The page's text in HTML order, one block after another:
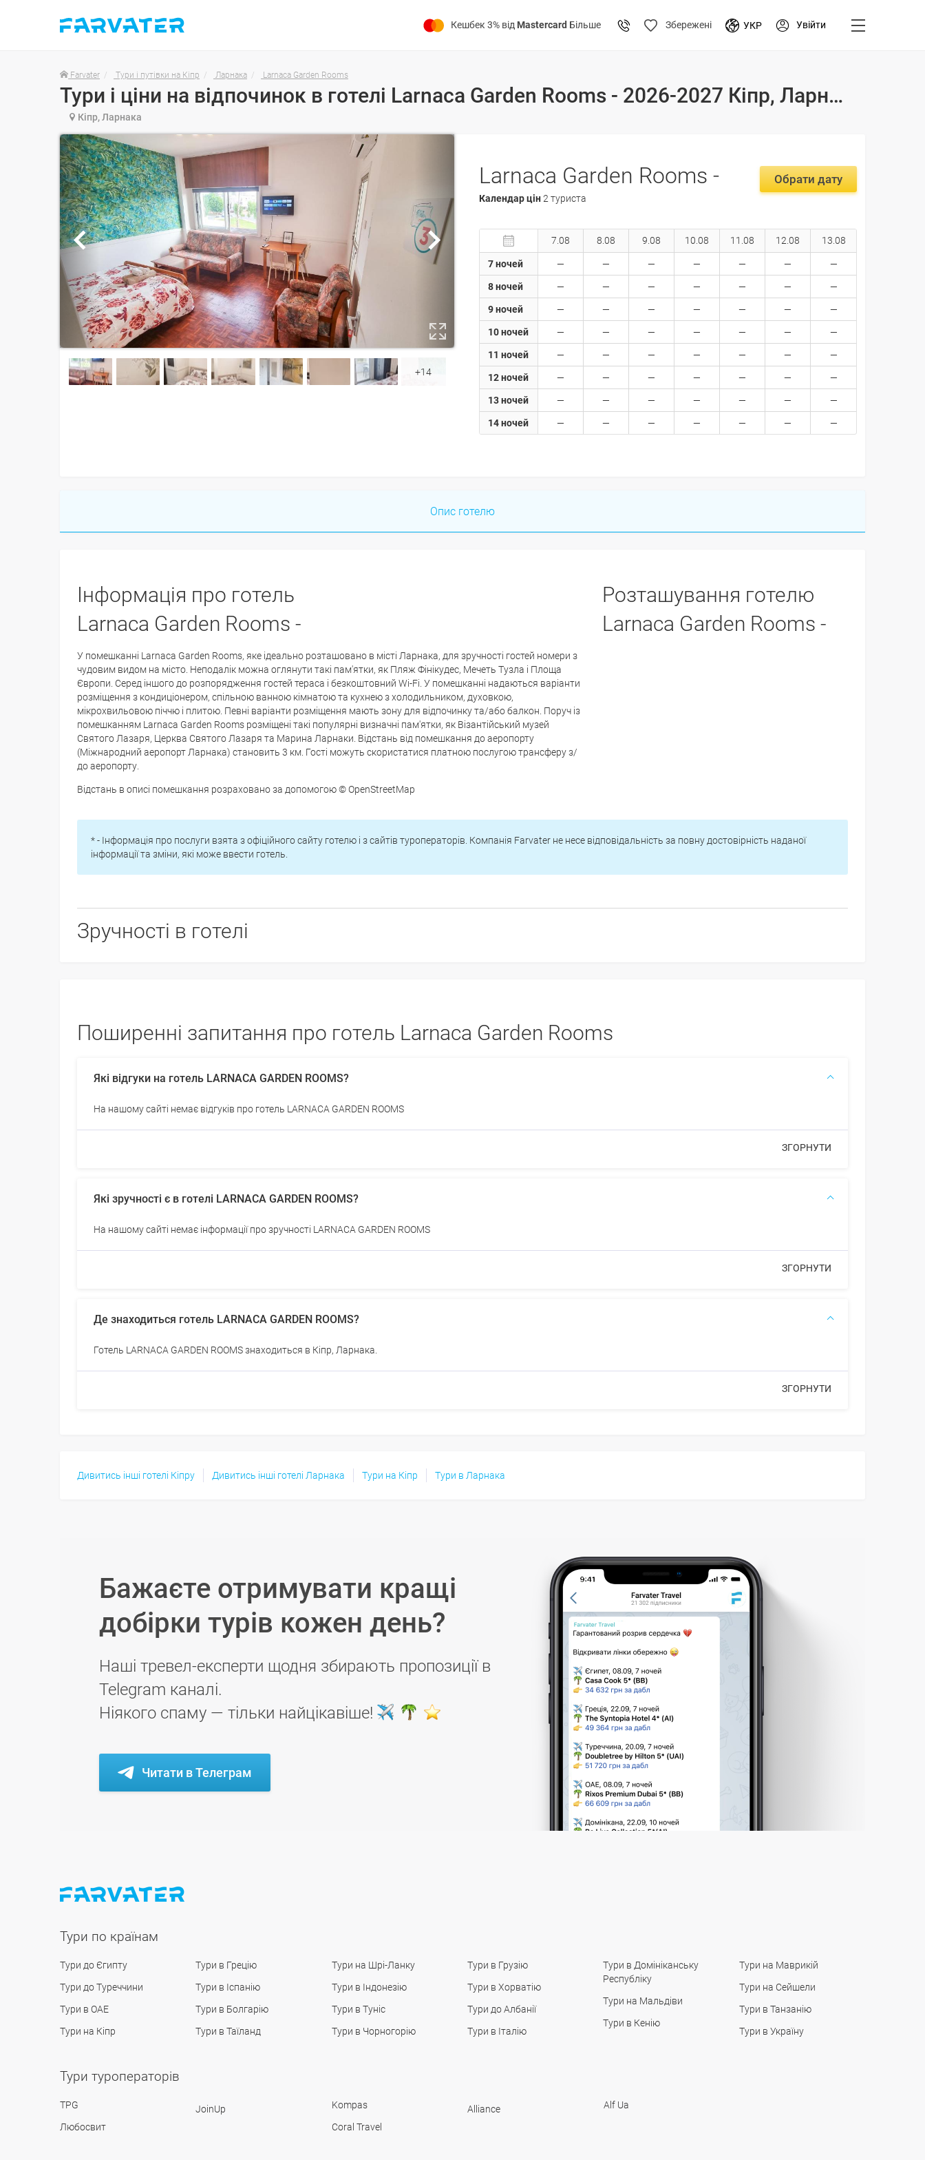
Кешбек 3% від Mastercard Більше Збережені УКР Увійти
Farvater Тури і путівки на Кіпр Ларнака Larnaca Garden Rooms
Тури і ціни на відпочинок в готелі Larnaca Garden Rooms - 2026-2027 Кіпр, Ларнака
Кіпр, Ларнака
+14
Larnaca Garden Rooms -
Календар цін2 туриста
Обрати дату
7 ночей
8 ночей
9 ночей
10 ночей
11 ночей
12 ночей
13 ночей
14 ночей
7.08 8.08 9.08 10.08 11.08 12.08 13.08
Опис готелю
Інформація про готель
Larnaca Garden Rooms -
У помешканні Larnaca Garden Rooms, яке ідеально розташовано в місті Ларнака, для зручності гостей номери з
чудовим видом на місто. Неподалік можна оглянути такі пам'ятки, як Пляж Фінікудес, Мечеть Тузла і Площа
Європи. Серед іншого до розпорядження гостей тераса і безкоштовний Wi-Fi. У помешканні надаються варіанти
розміщення з кондиціонером, спільною ванною кімнатою та кухнею з холодильником, духовкою,
мікрохвильовою піччю і плитою. Певні варіанти розміщення мають зону для відпочинку та/або балкон. Поруч із
помешканням Larnaca Garden Rooms розміщені такі популярні визначні пам'ятки, як Візантійський музей
Святого Лазаря, Церква Святого Лазаря та Марина Ларнаки. Відстань від помешкання до аеропорту
(Міжнародний аеропорт Ларнака) становить 3 км. Гості можуть скористатися платною послугою трансферу з/
до аеропорту.
Відстань в описі помешкання розраховано за допомогою © OpenStreetMap
Розташування готелю
Larnaca Garden Rooms -
* - Інформація про послуги взята з офіційного сайту готелю і з сайтів туроператорів. Компанія Farvater не несе відповідальність за повну достовірність наданої
інформації та зміни, які може ввести готель.
Зручності в готелі
Поширенні запитання про готель Larnaca Garden Rooms
Які відгуки на готель LARNACA GARDEN ROOMS?
На нашому сайті немає відгуків про готель LARNACA GARDEN ROOMS
ЗГОРНУТИ
Які зручності є в готелі LARNACA GARDEN ROOMS?
На нашому сайті немає інформації про зручності LARNACA GARDEN ROOMS
ЗГОРНУТИ
Де знаходиться готель LARNACA GARDEN ROOMS?
Готель LARNACA GARDEN ROOMS знаходиться в Кіпр, Ларнака.
ЗГОРНУТИ
Дивитись інші готелі Кіпру Дивитись інші готелі Ларнака Тури на Кіпр Тури в Ларнака
Бажаєте отримувати кращі
добірки турів кожен день?
Наші тревел-експерти щодня збирають пропозиції в
Telegram каналі.
Ніякого спаму — тільки найцікавіше!
Читати в Телеграм
Тури по країнам
Тури до Єгипту
Тури до Туреччини
Тури в ОАЕ
Тури на Кіпр
Тури в Грецію
Тури в Іспанію
Тури в Болгарію
Тури в Таїланд
Тури на Шрі-Ланку
Тури в Індонезію
Тури в Туніс
Тури в Чорногорію
Тури в Грузію
Тури в Хорватію
Тури до Албанії
Тури в Італію
Тури в Домініканську
Республіку
Тури на Мальдіви
Тури в Кенію
Тури на Маврикій
Тури на Сейшели
Тури в Танзанію
Тури в Україну
Тури туроператорів
TPG
Любосвит
JoinUp
Kompas
Coral Travel
Alliance Alf Ua